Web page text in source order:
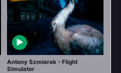
▶
Antony Szmierek - Flight
Simulator